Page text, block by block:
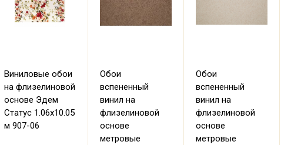
Виниловые обои
на флизелиновой
основе Эдем
Статус 1.06х10.05
м 907-06
Обои
вспененный
винил на
флизелиновой
основе
метровые
Обои
вспененный
винил на
флизелиновой
основе
метровые